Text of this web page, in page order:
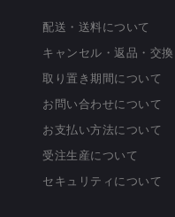
配送・送料について
キャンセル・返品・交換
取り置き期間について
お問い合わせについて
お支払い方法について
受注生産について
セキュリティについて